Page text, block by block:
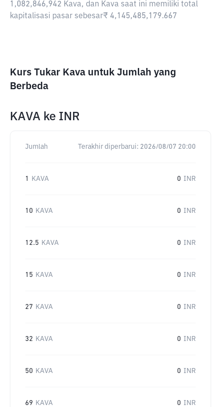
1,082,846,942 Kava, dan Kava saat ini memiliki total
kapitalisasi pasar sebesar₹ 4,145,485,179.667
Kurs Tukar Kava untuk Jumlah yang
Berbeda
KAVA ke INR
Jumlah Terakhir diperbarui: 2026/08/07 20:00
1 KAVA 0 INR
10 KAVA 0 INR
12.5 KAVA 0 INR
15 KAVA 0 INR
27 KAVA 0 INR
32 KAVA 0 INR
50 KAVA 0 INR
69 KAVA 0 INR